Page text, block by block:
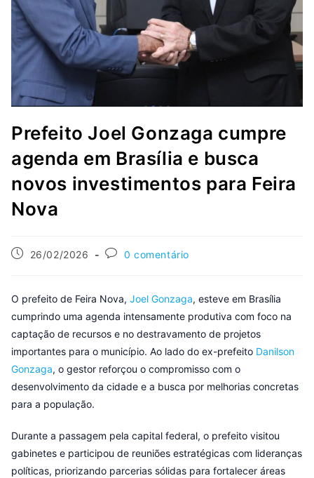
Prefeito Joel Gonzaga cumpre
agenda em Brasília e busca
novos investimentos para Feira
Nova
26/02/2026 0 comentário
O prefeito de Feira Nova, Joel Gonzaga, esteve em Brasília
cumprindo uma agenda intensamente produtiva com foco na
captação de recursos e no destravamento de projetos
importantes para o município. Ao lado do ex-prefeito Danilson
Gonzaga, o gestor reforçou o compromisso com o
desenvolvimento da cidade e a busca por melhorias concretas
para a população.
Durante a passagem pela capital federal, o prefeito visitou
gabinetes e participou de reuniões estratégicas com lideranças
políticas, priorizando parcerias sólidas para fortalecer áreas